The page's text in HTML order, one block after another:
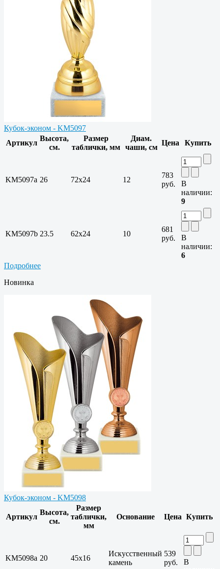
Кубок-эконом - KM5097
Артикул
Высота,
см.
Размер
таблички, мм
Диам.
чаши, см
Цена Купить
KM5097a 26 72x24 12
783
руб.
В
наличии:
9
KM5097b 23.5 62x24 10
681
руб.
В
наличии:
6
Подробнее
Новинка
Кубок-эконом - KM5098
Артикул
Высота,
см.
Размер
таблички,
мм
Основание Цена Купить
KM5098a 20 45x16
Искусственный
камень
539
руб.
В